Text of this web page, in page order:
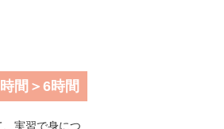
間＞6時間
実習で身につ